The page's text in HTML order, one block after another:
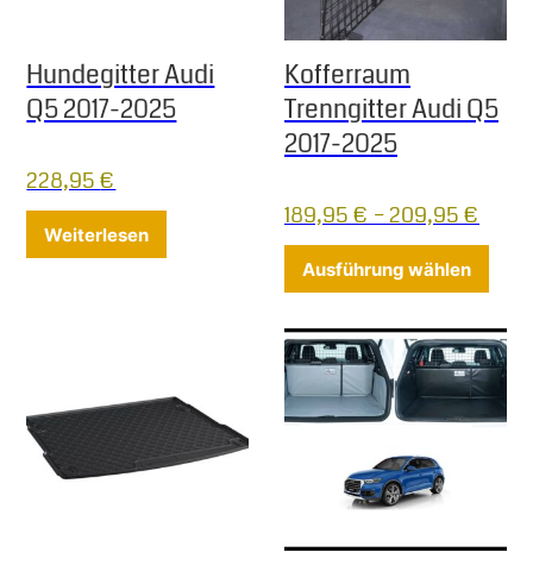
Hundegitter Audi
Q5 2017-2025
228,95€
Weiterlesen
Kofferraum
Trenngitter Audi Q5
2017-2025
189,95€ –209,95€
Ausführung wählen